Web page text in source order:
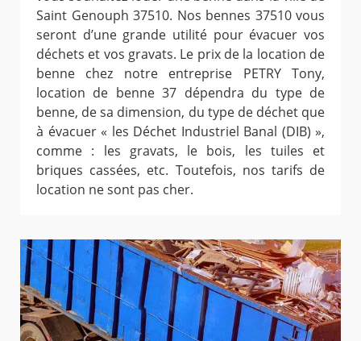
Saint Genouph 37510. Nos bennes 37510 vous
seront d’une grande utilité pour évacuer vos
déchets et vos gravats. Le prix de la location de
benne chez notre entreprise PETRY Tony,
location de benne 37 dépendra du type de
benne, de sa dimension, du type de déchet que
à évacuer « les Déchet Industriel Banal (DIB) »,
comme : les gravats, le bois, les tuiles et
briques cassées, etc. Toutefois, nos tarifs de
location ne sont pas cher.